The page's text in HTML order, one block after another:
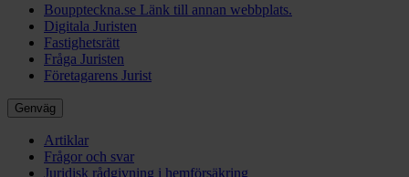
Bouppteckna.se Länk till annan webbplats.
Digitala Juristen
Fastighetsrätt
Fråga Juristen
Företagarens Jurist
Genväg
Artiklar
Frågor och svar
Juridisk rådgivning i hemförsäkring